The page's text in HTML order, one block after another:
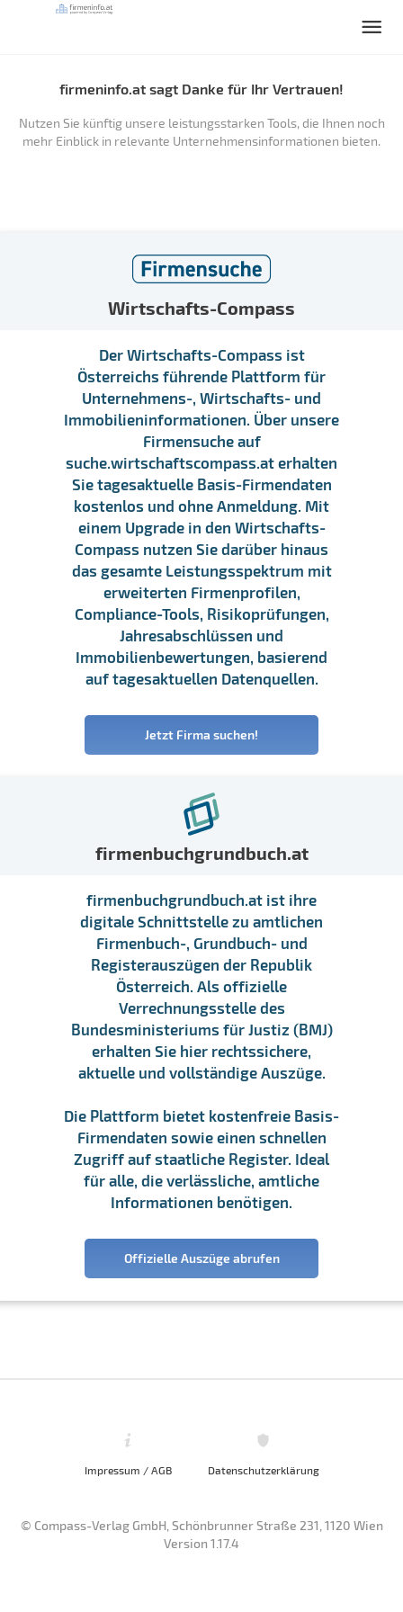
firmeninfo.at sagt Danke für Ihr Vertrauen!
Nutzen Sie künftig unsere leistungsstarken Tools, die Ihnen noch
mehr Einblick in relevante Unternehmensinformationen bieten.
Wirtschafts-Compass
Der Wirtschafts-Compass ist
Österreichs führende Plattform für
Unternehmens-, Wirtschafts- und
Immobilieninformationen. Über unsere
Firmensuche auf
suche.wirtschaftscompass.at erhalten
Sie tagesaktuelle Basis-Firmendaten
kostenlos und ohne Anmeldung. Mit
einem Upgrade in den Wirtschafts-
Compass nutzen Sie darüber hinaus
das gesamte Leistungsspektrum mit
erweiterten Firmenprofilen,
Compliance-Tools, Risikoprüfungen,
Jahresabschlüssen und
Immobilienbewertungen, basierend
auf tagesaktuellen Datenquellen.
Jetzt Firma suchen!
firmenbuchgrundbuch.at
firmenbuchgrundbuch.at ist ihre
digitale Schnittstelle zu amtlichen
Firmenbuch-, Grundbuch- und
Registerauszügen der Republik
Österreich. Als offizielle
Verrechnungsstelle des
Bundesministeriums für Justiz (BMJ)
erhalten Sie hier rechtssichere,
aktuelle und vollständige Auszüge.
Die Plattform bietet kostenfreie Basis-
Firmendaten sowie einen schnellen
Zugriff auf staatliche Register. Ideal
für alle, die verlässliche, amtliche
Informationen benötigen.
Offizielle Auszüge abrufen
Impressum / AGB Datenschutzerklärung
© Compass-Verlag GmbH, Schönbrunner Straße 231, 1120 Wien
Version 1.17.4